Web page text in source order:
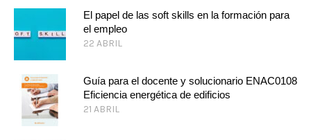
El papel de las soft skills en la formación para
el empleo
22 ABRIL
Guía para el docente y solucionario ENAC0108
Eficiencia energética de edificios
21 ABRIL